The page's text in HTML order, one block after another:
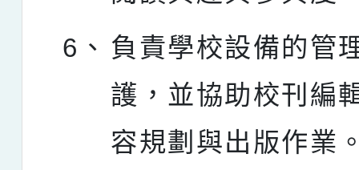
6、 負責學校設備的管
護，並協助校刊編
容規劃與出版作業